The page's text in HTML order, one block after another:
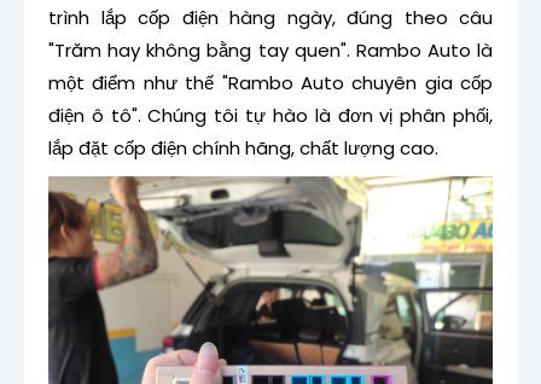
trình lắp cốp điện hàng ngày, đúng theo câu
"Trăm hay không bằng tay quen". Rambo Auto là
một điểm như thế "Rambo Auto chuyên gia cốp
điện ô tô". Chúng tôi tự hào là đơn vị phân phối,
lắp đặt cốp điện chính hãng, chất lượng cao.